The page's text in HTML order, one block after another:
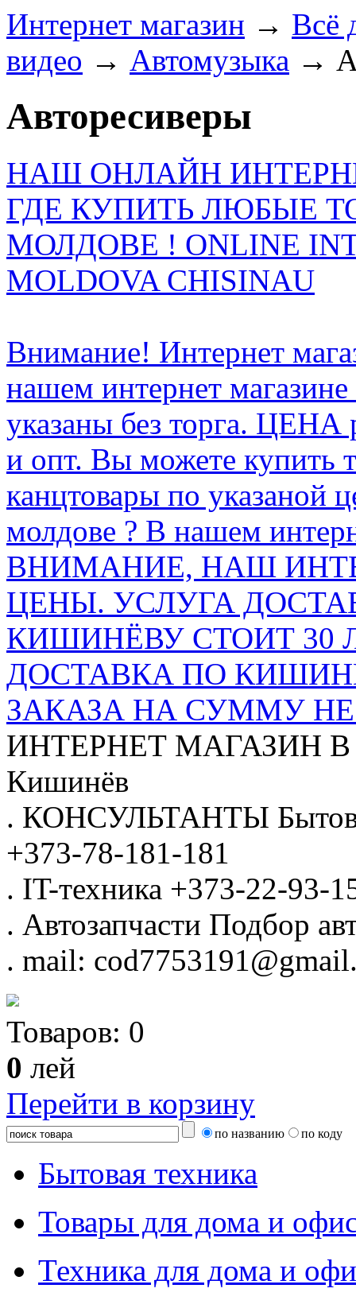
Интернет магазин → Всё
видео → Автомузыка →
Авторесиверы
НАШ ОНЛАЙН
ГДЕ КУПИТЬ ЛЮБЫЕ
МОЛДОВЕ ! ONLINE
MOLDOVA CHISINAU
Внимание! Интернет
нашем интернет
указаны без торга.
и опт. Вы можете купить
канцтовары по указаной
молдове ? В нашем
ВНИМАНИЕ, НАШ
ЦЕНЫ. УСЛУГА
КИШИНЁВУ СТОИТ 30
ДОСТАВКА ПО
ЗАКАЗА НА СУММУ НЕ
ИНТЕРНЕТ МАГАЗИН
Кишинёв
. КОНСУЛЬТАНТЫ
+373-78-181-181
. IT-техника +373-22-93-
. Автозапчасти Подбор
. mail:
Товаров: 0
0 лей
Перейти в корзину
по названию по коду
Бытовая техника
Товары для дома и
Техника для дома и